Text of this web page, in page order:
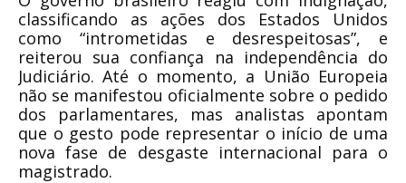
classificando as ações dos Estados Unidos
como “intrometidas e desrespeitosas”, e
reiterou sua confiança na independência do
Judiciário. Até o momento, a União Europeia
não se manifestou oficialmente sobre o pedido
dos parlamentares, mas analistas apontam
que o gesto pode representar o início de uma
nova fase de desgaste internacional para o
magistrado.